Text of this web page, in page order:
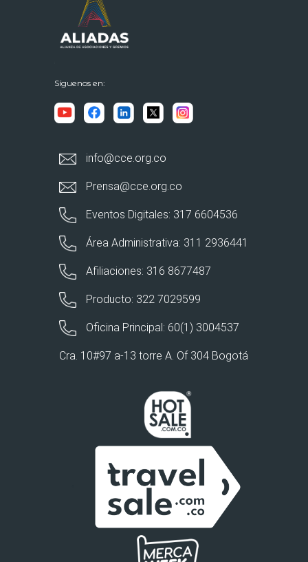
Síguenos en:
info@cce.org.co
Prensa@cce.org.co
Eventos Digitales: 317 6604536
Área Administrativa: 311 2936441
Afiliaciones: 316 8677487
Producto: 322 7029599
Oficina Principal: 60(1) 3004537
Cra. 10#97 a-13 torre A. Of 304 Bogotá